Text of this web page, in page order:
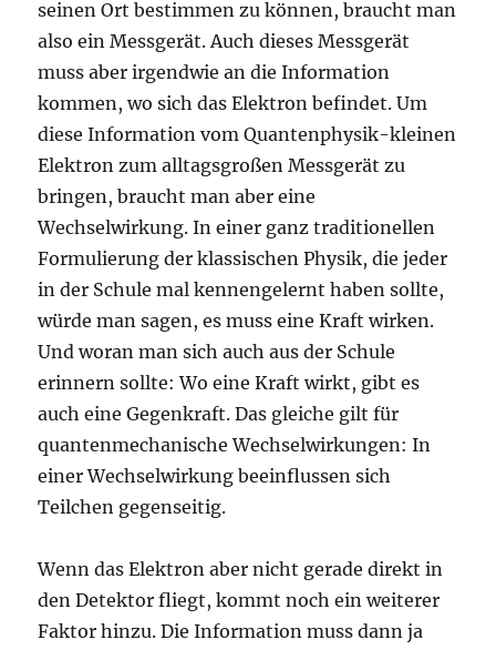
seinen Ort bestimmen zu können, braucht man
also ein Messgerät. Auch dieses Messgerät
muss aber irgendwie an die Information
kommen, wo sich das Elektron befindet. Um
diese Information vom Quantenphysik-kleinen
Elektron zum alltagsgroßen Messgerät zu
bringen, braucht man aber eine
Wechselwirkung. In einer ganz traditionellen
Formulierung der klassischen Physik, die jeder
in der Schule mal kennengelernt haben sollte,
würde man sagen, es muss eine Kraft wirken.
Und woran man sich auch aus der Schule
erinnern sollte: Wo eine Kraft wirkt, gibt es
auch eine Gegenkraft. Das gleiche gilt für
quantenmechanische Wechselwirkungen: In
einer Wechselwirkung beeinflussen sich
Teilchen gegenseitig.
Wenn das Elektron aber nicht gerade direkt in
den Detektor fliegt, kommt noch ein weiterer
Faktor hinzu. Die Information muss dann ja